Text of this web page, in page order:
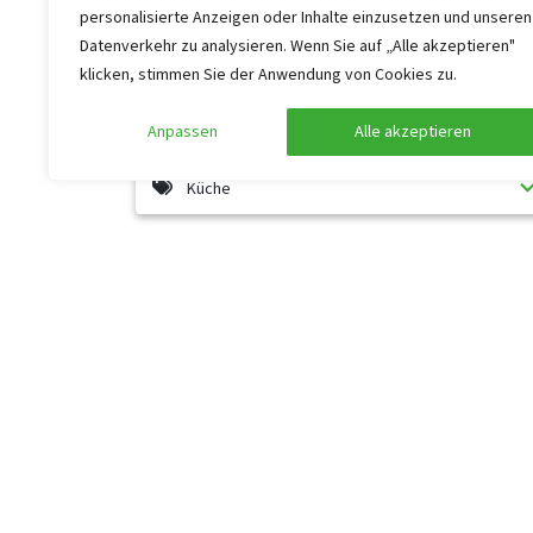
personalisierte Anzeigen oder Inhalte einzusetzen und unseren
Datenverkehr zu analysieren. Wenn Sie auf „Alle akzeptieren"
klicken, stimmen Sie der Anwendung von Cookies zu.
Anpassen Alle akzeptieren
Allgemeine Daten
Barrierefreiheit
Küche